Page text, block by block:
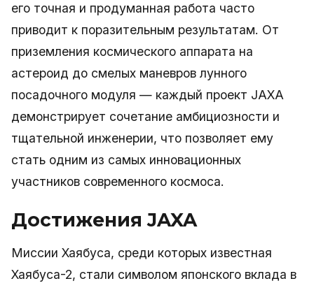
его точная и продуманная работа часто
приводит к поразительным результатам. От
приземления космического аппарата на
астероид до смелых маневров лунного
посадочного модуля — каждый проект JAXA
демонстрирует сочетание амбициозности и
тщательной инженерии, что позволяет ему
стать одним из самых инновационных
участников современного космоса.
Достижения JAXA
Миссии Хаябуса, среди которых известная
Хаябуса-2, стали символом японского вклада в